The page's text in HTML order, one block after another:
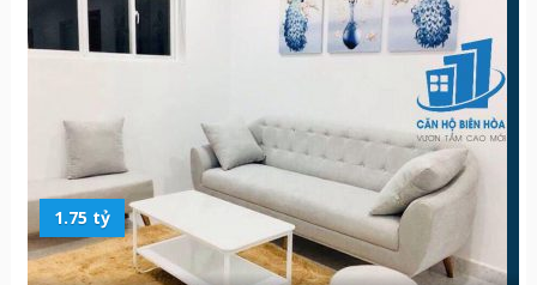
1.75 tỷ